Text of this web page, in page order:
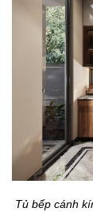
Tủ bếp cánh